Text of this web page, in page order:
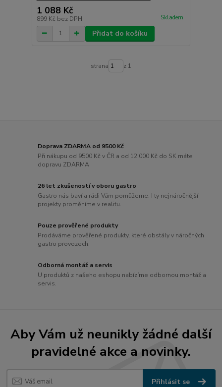
1 088 Kč
899 Kč bez DPH Skladem
Přidat do košíku
strana z 1
Doprava ZDARMA od 9500 Kč
Při nákupu od 9500 Kč v ČR a od 12 000 Kč do SK máte
dopravu ZDARMA
26 let zkušeností v oboru gastro
Gastro nás baví a rádi Vám pomůžeme. I ty nejnáročnější
projekty proměníme v realitu.
Pouze prověřené produkty
Prodáváme prověřené produkty, které obstály v náročných
gastro provozech.
Odborná montáž a servis
U produktů z našeho eshopu nabízíme odbornou montáž a
servis.
Aby Vám už neunikly žádné další
pravidelné akce a novinky.
Přihlásit se